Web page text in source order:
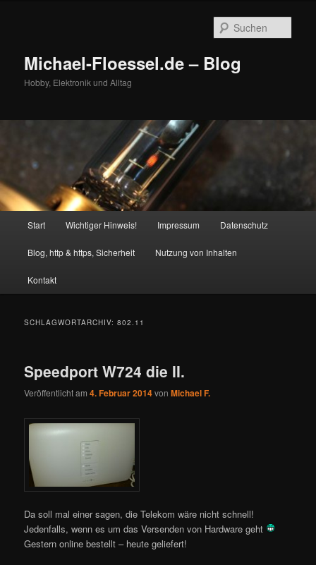
Michael-Floessel.de – Blog
Hobby, Elektronik und Alltag
Start Wichtiger Hinweis! Impressum Datenschutz
Blog, http & https, Sicherheit Nutzung von Inhalten
Kontakt
SCHLAGWORTARCHIV:802.11
Speedport W724 die II.
Veröffentlicht am4. Februar 2014vonMichael F.
Da soll mal einer sagen, die Telekom wäre nicht schnell!
Jedenfalls, wenn es um das Versenden von Hardware geht
Gestern online bestellt – heute geliefert!